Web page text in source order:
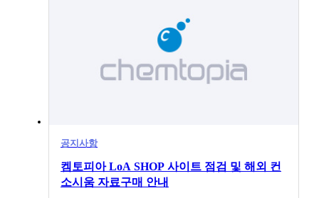
가이드북 발간
공지사항
켐토피아 LoA SHOP 사이트 점검 및 해외 컨
소시움 자료구매 안내